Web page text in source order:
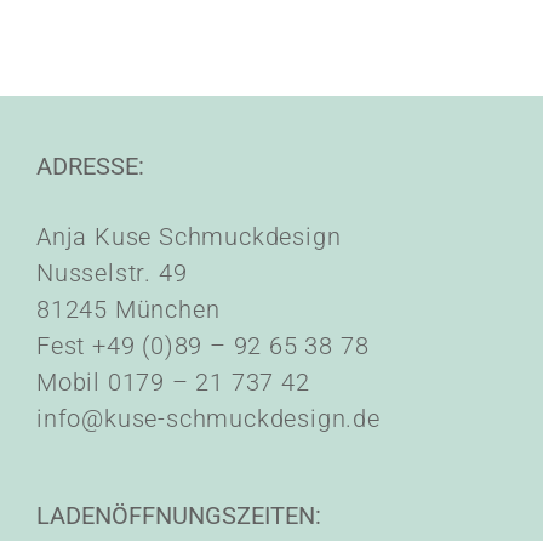
ADRESSE:
Anja Kuse Schmuckdesign
Nusselstr. 49
81245 München
Fest +49 (0)89 – 92 65 38 78
Mobil 0179 – 21 737 42
info@kuse-schmuckdesign.de
LADENÖFFNUNGSZEITEN: